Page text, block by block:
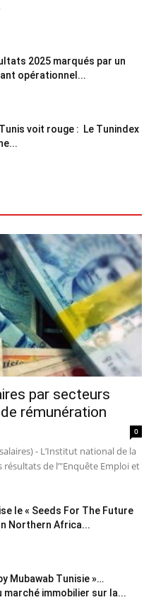
2025 marqués par un
opérationnel...
voit rouge : Le Tunindex
par secteurs
rémunération
0
- L’Institut national de la
de l’"Enquête Emploi et
le « Seeds For The Future
Northern Africa...
Mubawab Tunisie »…
marché immobilier sur la...